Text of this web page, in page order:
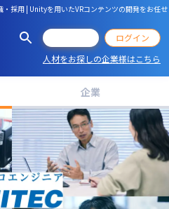
採用 | Unityを用いたVRコンテンツの開発をお
ログイン
人材をお探しの企業様はこちら
企業